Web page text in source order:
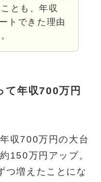
とも、年収
トできた理由
て年収700万円
収700万円の大台
150万円アップ。
つ増えたことにな